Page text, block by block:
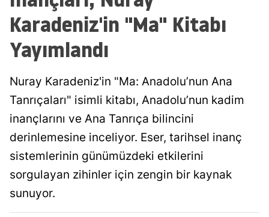
Karadeniz'in "Ma" Kitabı
Yayımlandı
Nuray Karadeniz'in "Ma: Anadolu’nun Ana
Tanrıçaları" isimli kitabı, Anadolu’nun kadim
inançlarını ve Ana Tanrıça bilincini
derinlemesine inceliyor. Eser, tarihsel inanç
sistemlerinin günümüzdeki etkilerini
sorgulayan zihinler için zengin bir kaynak
sunuyor.